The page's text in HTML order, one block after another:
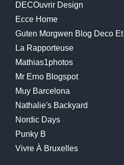
DECOuvrir Design
Ecce Home
Guten Morgwen Blog Deco
La Rapporteuse
Mathias1photos
Mr Erno Blogspot
Muy Barcelona
Nathalie's Backyard
Nordic Days
Punky B
Vivre À Bruxelles